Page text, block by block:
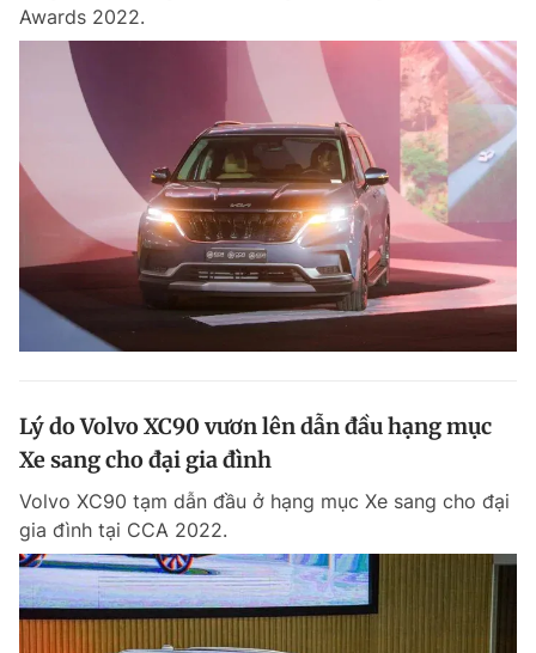
Awards 2022.
Lý do Volvo XC90 vươn lên dẫn đầu hạng mục
Xe sang cho đại gia đình
Volvo XC90 tạm dẫn đầu ở hạng mục Xe sang cho đại
gia đình tại CCA 2022.